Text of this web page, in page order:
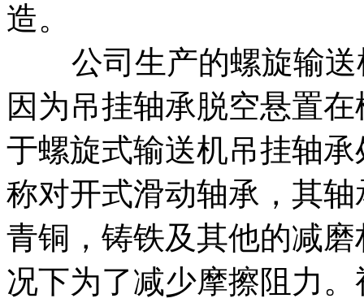
造。
公司生产的螺旋输送
因为吊挂轴承脱空悬置
于螺旋式输送机吊挂轴
称对开式滑动轴承，其
青铜，铸铁及其他的减
况下为了减少摩擦阻力